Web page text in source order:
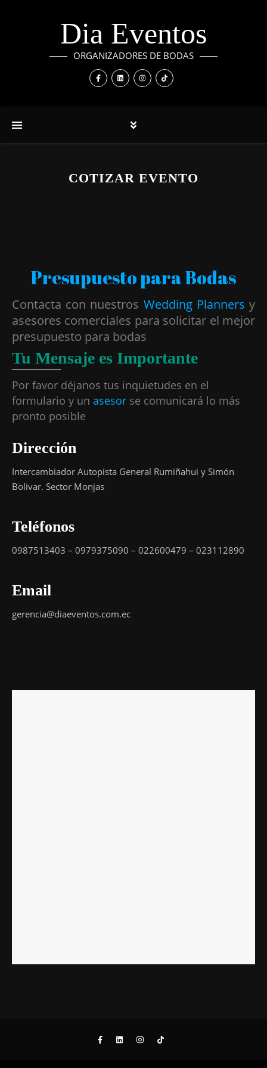
Dia Eventos
ORGANIZADORES DE BODAS
COTIZAR EVENTO
Presupuesto para Bodas
Contacta con nuestros Wedding Planners y
asesores comerciales para solicitar el mejor
presupuesto para bodas
Tu Mensaje es Importante
Por favor déjanos tus inquietudes en el
formulario y un asesor se comunicará lo más
pronto posible
Dirección
Intercambiador Autopista General Rumiñahui y Simón
Bolivar. Sector Monjas
Teléfonos
0987513403 – 0979375090 – 022600479 – 023112890
Email
gerencia@diaeventos.com.ec